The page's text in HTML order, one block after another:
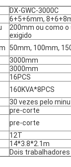
DX-GWC-3000C
6+5+6mm,
200mm ou como o
exigido
50mm, 100mm,
3000mm
3000mm
16PCS
160KVA*8PCS
30 vezes pelo
pre-corte
pre-corte
12T
14*3.8*2.1m
Dois trabalhadores